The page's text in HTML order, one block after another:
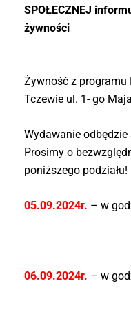
SPOŁECZNEJ
żywności
Żywność z programu
Tczewie ul. 1- go
Wydawanie odbędzie
Prosimy o
poniższego podziału!
05.09.2024r. – w
06.09.2024r. – w